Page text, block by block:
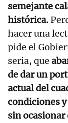
semejante
histórica.
hacer una
pide el
seria, que
de dar un
actual del
condiciones y
sin ocasionar